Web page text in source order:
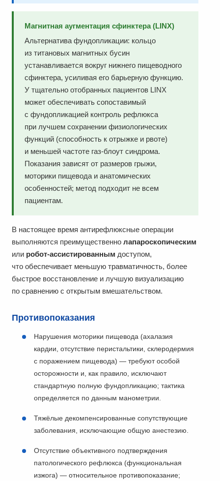
Магнитная аугментация сфинктера (LINX)
Альтернатива фундопликации: кольцо
из титановых магнитных бусин
устанавливается вокруг нижнего пищеводного
сфинктера, усиливая его барьерную функцию.
У тщательно отобранных пациентов LINX
может обеспечивать сопоставимый
с фундопликацией контроль рефлюкса
при лучшем сохранении физиологических
функций (способность к отрыжке и рвоте)
и меньшей частоте газ-блоут синдрома.
Показания зависят от размеров грыжи,
моторики пищевода и анатомических
особенностей; метод подходит не всем
пациентам.
В настоящее время антирефлюксные операции
выполняются преимущественно лапароскопическим
или робот-ассистированным доступом,
что обеспечивает меньшую травматичность, более
быстрое восстановление и лучшую визуализацию
по сравнению с открытым вмешательством.
Противопоказания
Нарушения моторики пищевода (ахалазия
кардии, отсутствие перистальтики, склеродермия
с поражением пищевода) — требуют особой
осторожности и, как правило, исключают
стандартную полную фундопликацию; тактика
определяется по данным манометрии.
Тяжёлые декомпенсированные сопутствующие
заболевания, исключающие общую анестезию.
Отсутствие объективного подтверждения
патологического рефлюкса (функциональная
изжога) — относительное противопоказание;